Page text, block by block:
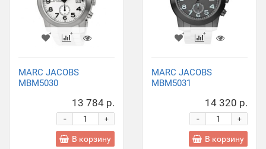
MARC JACOBS
MBM5030
13 784 р.
+
-
В корзину
MARC JACOBS
MBM5031
14 320 р.
+
-
В корзину